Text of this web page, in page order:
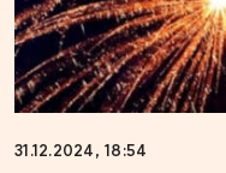
31.12.2024, 18:54